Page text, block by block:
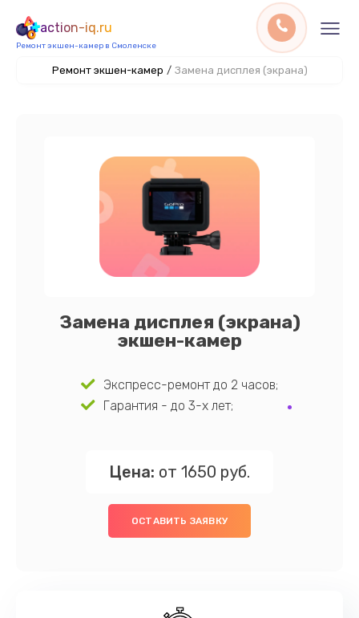
action-iq.ru
Ремонт экшен-камер в Смоленске
Ремонт экшен-камер / Замена дисплея (экрана)
Замена дисплея (экрана)
экшен-камер
Экспресс-ремонт до 2 часов;
Гарантия - до 3-х лет;
Цена: от 1650 руб.
ОСТАВИТЬ ЗАЯВКУ